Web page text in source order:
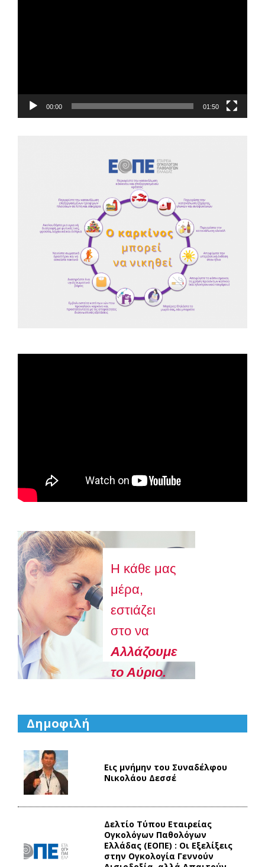
00:00 01:50
Η κάθε μας
μέρα,
εστιάζει
στο να
Aλλάζουμε
το Αύριο.
Δημοφιλή
Εις μνήμην του Συναδέλφου
Νικολάου Δεσσέ
Δελτίο Τύπου Eταιρείας
Ογκολόγων Παθολόγων
Ελλάδας (ΕΟΠΕ) : Οι Εξελίξεις
στην Ογκολογία Γεννούν